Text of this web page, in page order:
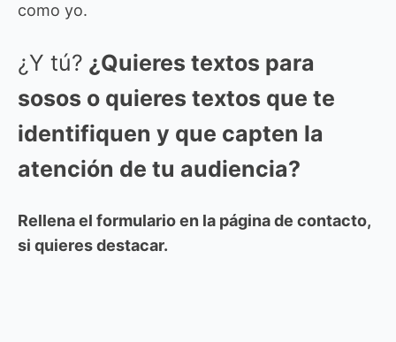
como yo.
¿Y tú? ¿Quieres textos para
sosos o quieres textos que te
identifiquen y que capten la
atención de tu audiencia?
Rellena el formulario en la página de contacto,
si quieres destacar.